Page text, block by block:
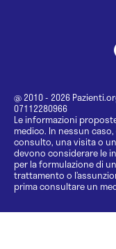
@ 2010 - 2026
07112280966
Le informazioni
medico. In nessun
consulto, una visita o
devono considerare le
per la formulazione di
trattamento o
prima consultare un